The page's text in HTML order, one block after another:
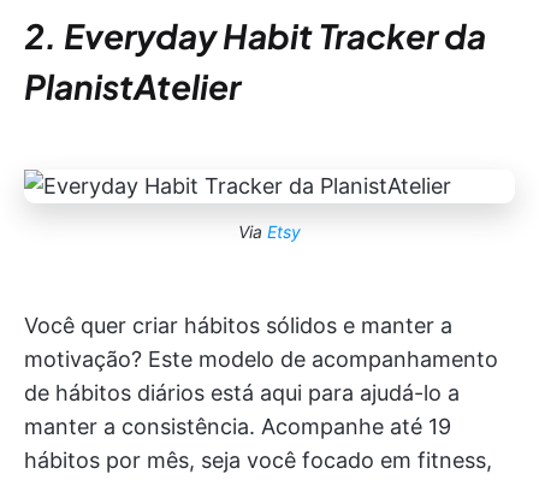
2. Everyday Habit Tracker da
PlanistAtelier
Via Etsy
Você quer criar hábitos sólidos e manter a
motivação? Este modelo de acompanhamento
de hábitos diários está aqui para ajudá-lo a
manter a consistência. Acompanhe até 19
hábitos por mês, seja você focado em fitness,